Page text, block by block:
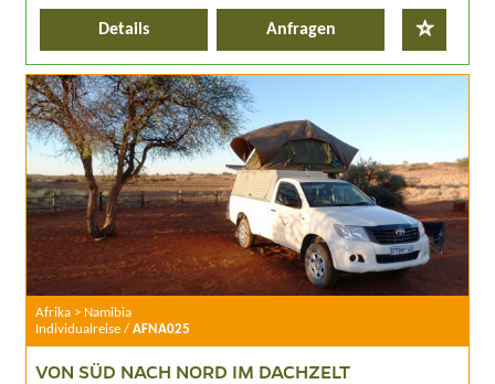
Details Anfragen
Afrika > Namibia
Individualreise / AFNA025
VON SÜD NACH NORD IM DACHZELT